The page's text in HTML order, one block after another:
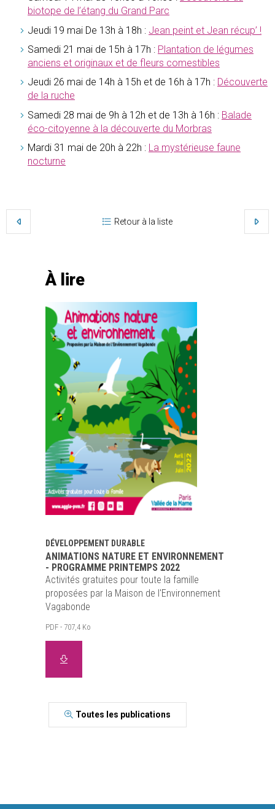
biotope de l’étang du Grand Parc
Jeudi 19 mai De 13h à 18h : Jean peint et Jean récup’ !
Samedi 21 mai de 15h à 17h : Plantation de légumes
anciens et originaux et de fleurs comestibles
Jeudi 26 mai de 14h à 15h et de 16h à 17h : Découverte
de la ruche
Samedi 28 mai de 9h à 12h et de 13h à 16h : Balade
éco-citoyenne à la découverte du Morbras
Mardi 31 mai de 20h à 22h : La mystérieuse faune
nocturne
Retour à la liste
À lire
DÉVELOPPEMENT DURABLE
ANIMATIONS NATURE ET ENVIRONNEMENT
- PROGRAMME PRINTEMPS 2022
Activités gratuites pour toute la famille
proposées par la Maison de l'Environnement
Vagabonde
PDF - 707,4 Ko
Toutes les publications